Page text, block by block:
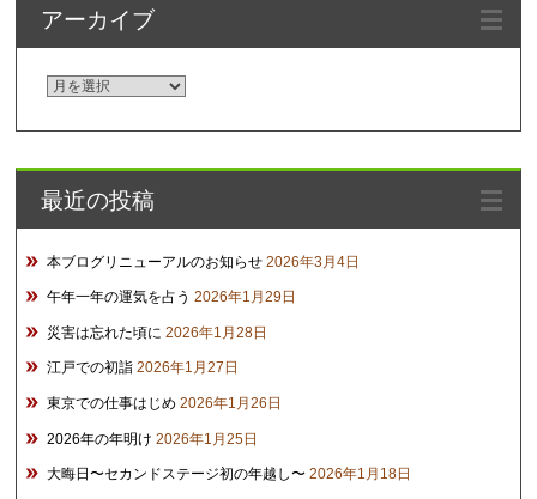
アーカイブ
ア
イ
ブ
最近の投稿
本ブログリニューアルのお知らせ 2026年3月4日
午年一年の運気を占う 2026年1月29日
災害は忘れた頃に 2026年1月28日
江戸での初詣 2026年1月27日
東京での仕事はじめ 2026年1月26日
2026年の年明け 2026年1月25日
大晦日〜セカンドステージ初の年越し〜 2026年1月18日